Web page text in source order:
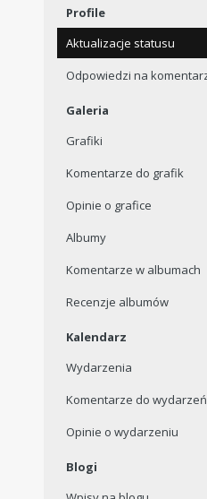
Profile
Aktualizacje statusu
Odpowiedzi na
Galeria
Grafiki
Komentarze do grafik
Opinie o grafice
Albumy
Komentarze w albumach
Recenzje albumów
Kalendarz
Wydarzenia
Komentarze do wydarzeń
Opinie o wydarzeniu
Blogi